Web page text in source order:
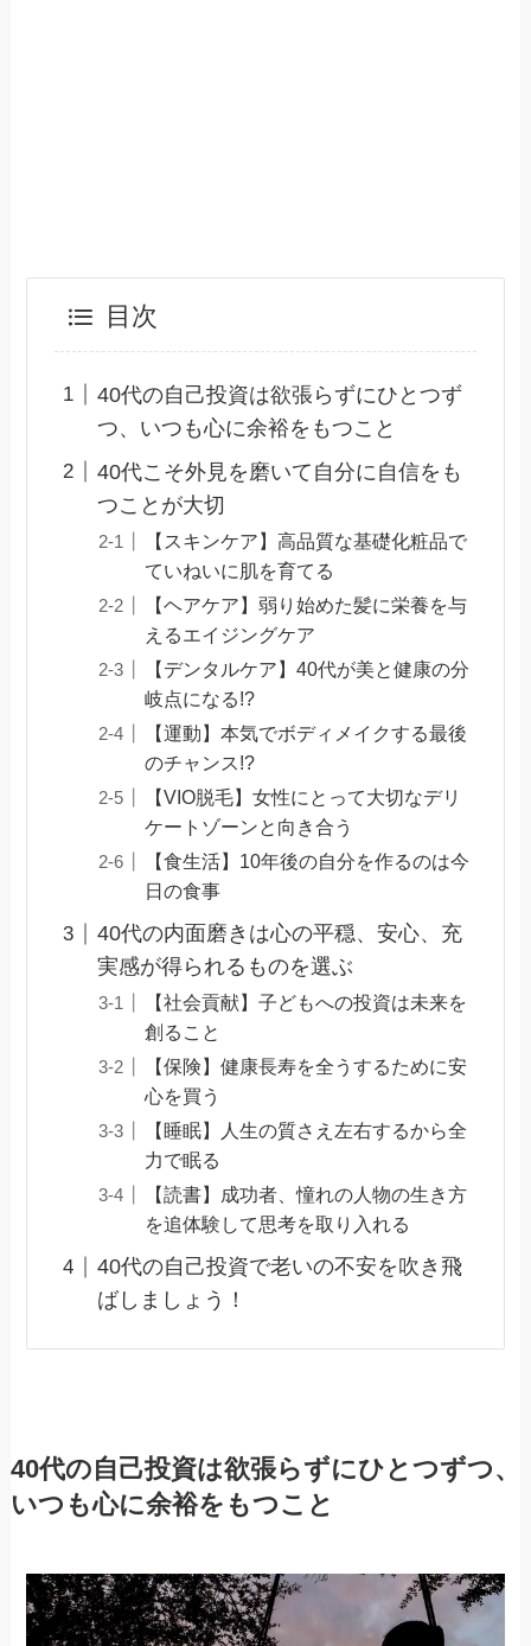
目次
40代の自己投資は欲張らずにひとつず
つ、いつも心に余裕をもつこと
40代こそ外見を磨いて自分に自信をも
つことが大切
【スキンケア】高品質な基礎化粧品で
ていねいに肌を育てる
【ヘアケア】弱り始めた髪に栄養を与
えるエイジングケア
【デンタルケア】40代が美と健康の分
岐点になる!?
【運動】本気でボディメイクする最後
のチャンス!?
【VIO脱毛】女性にとって大切なデリ
ケートゾーンと向き合う
【食生活】10年後の自分を作るのは今
日の食事
40代の内面磨きは心の平穏、安心、充
実感が得られるものを選ぶ
【社会貢献】子どもへの投資は未来を
創ること
【保険】健康長寿を全うするために安
心を買う
【睡眠】人生の質さえ左右するから全
力で眠る
【読書】成功者、憧れの人物の生き方
を追体験して思考を取り入れる
40代の自己投資で老いの不安を吹き飛
ばしましょう！
40代の自己投資は欲張らずにひとつずつ、
いつも心に余裕をもつこと